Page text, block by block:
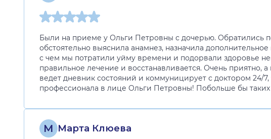
Были на приеме у Ольги Петровны с дочерью. Обратились
обстоятельно выяснила анамнез, назначила
с чем мы потратили уйму времени и подорвали здоровье
правильное лечение и восстанавливается. Очень приятно,
ведет дневник состояний и коммуницирует с доктором 24/
профессионала в лице Ольги Петровны! Побольше бы таких
М Марта Клюева